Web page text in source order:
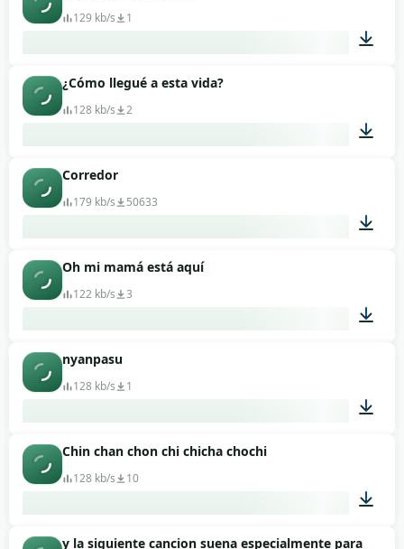
129 kb/s 1
¿Cómo llegué a esta vida?
128 kb/s 2
Corredor
179 kb/s 50633
Oh mi mamá está aquí
122 kb/s 3
nyanpasu
128 kb/s 1
Chin chan chon chi chicha chochi
128 kb/s 10
y la siguiente cancion suena especialmente para los